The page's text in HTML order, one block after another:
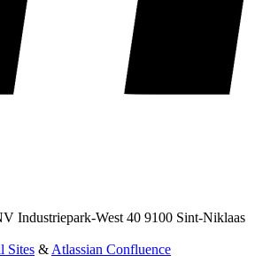
Industriepark-West 40 9100 Sint-Niklaas
Sites & Atlassian Confluence